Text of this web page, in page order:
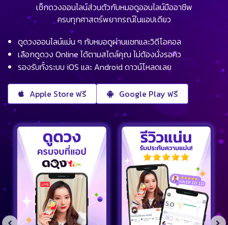
เช็กดวงออนไลน์ส่วนตัวกับหมอดูออนไลน์มืออาชีพ
ครบทุกศาสตร์พยากรณ์ในแอปเดียว
ดูดวงออนไลน์แม่น ๆ กับหมอดูผ่านแชทและวิดีโอคอล
เลือกดูดวง Online ได้ตามสไตล์คุณ ไม่ต้องนั่งรอคิว
รองรับทั้งระบบ iOS และ Android ดาวน์โหลดเลย
Apple Store ฟรี Google Play ฟรี